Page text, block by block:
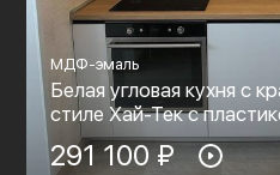
МДФ-эмаль
Белая угловая кухня с
стиле Хай-Тек с
291 100 ₽